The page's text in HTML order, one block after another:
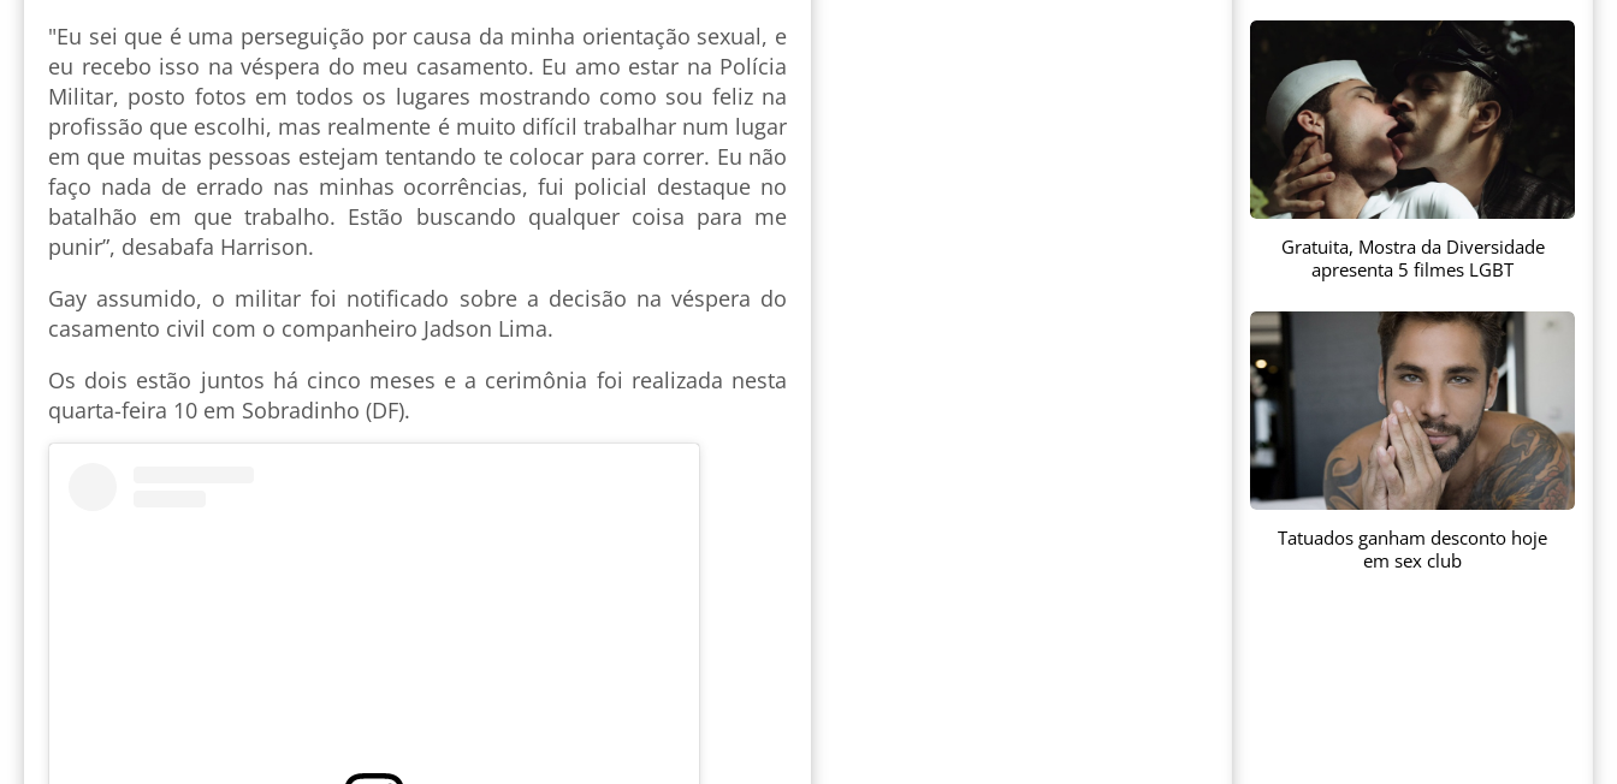
"Eu sei que é uma perseguição por causa da minha orientação sexual, e
eu recebo isso na véspera do meu casamento. Eu amo estar na Polícia
Militar, posto fotos em todos os lugares mostrando como sou feliz na
profissão que escolhi, mas realmente é muito difícil trabalhar num lugar
em que muitas pessoas estejam tentando te colocar para correr. Eu não
faço nada de errado nas minhas ocorrências, fui policial destaque no
batalhão em que trabalho. Estão buscando qualquer coisa para me
punir”, desabafa Harrison.
Gay assumido, o militar foi notificado sobre a decisão na véspera do
casamento civil com o companheiro Jadson Lima.
Os dois estão juntos há cinco meses e a cerimônia foi realizada nesta
quarta-feira 10 em Sobradinho (DF).
Gratuita, Mostra da Diversidade
apresenta 5 filmes LGBT
Tatuados ganham desconto hoje
em sex club